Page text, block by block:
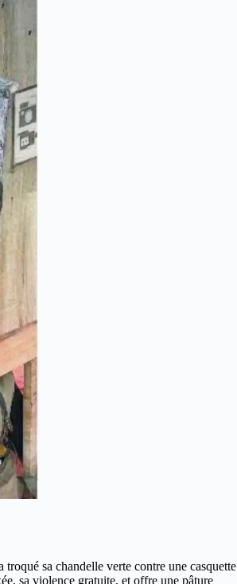
sa chandelle verte contre une casquette
sa violence gratuite, et offre une pâture